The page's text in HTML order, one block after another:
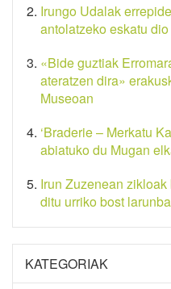
Irungo Udalak
antolatzeko eskatu
«Bide guztiak
ateratzen dira»
Museoan
‘Braderie – Merkatu
abiatuko du Mugan
Irun Zuzenean
ditu urriko bost
KATEGORIAK